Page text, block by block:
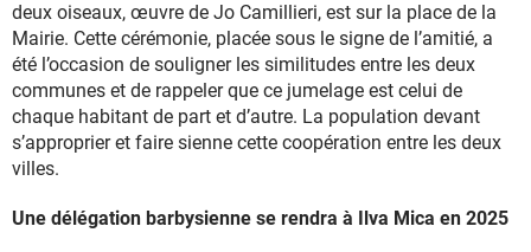
deux oiseaux, œuvre de Jo Camillieri, est sur la place de la
Mairie. Cette cérémonie, placée sous le signe de l’amitié, a
été l’occasion de souligner les similitudes entre les deux
communes et de rappeler que ce jumelage est celui de
chaque habitant de part et d’autre. La population devant
s’approprier et faire sienne cette coopération entre les deux
villes.
Une délégation barbysienne se rendra à Ilva Mica en 2025